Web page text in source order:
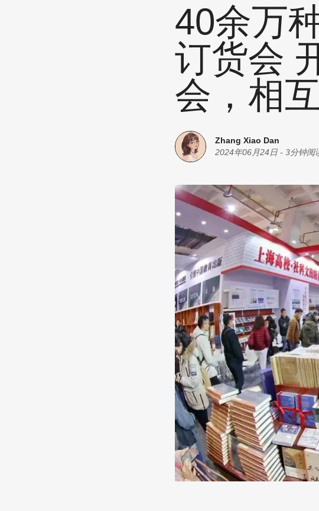
40余万
订货会
会，相
Zhang Xiao Dan
2024年06月24日- 3分钟阅